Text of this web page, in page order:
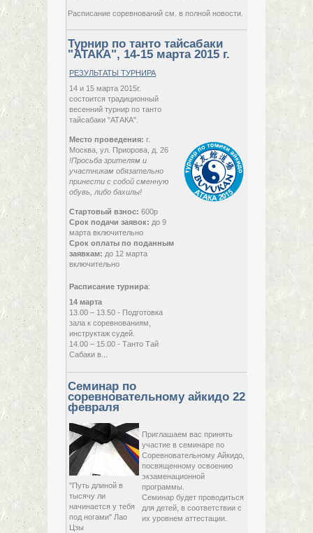
Расписание соревнований см. в полной новости.
Турнир по танто тайсабаки
"АТАКА", 14-15 марта 2015 г.
РЕЗУЛЬТАТЫ ТУРНИРА
14 и 15 марта 2015г.
состоится традиционный
весенний турнир по танто
тайсабаки "АТАКА".
Место проведения: г.
Москва, ул. Приорова, д. 26
!Просьба зрителям и
участникам обязательно
принести с собой сменную
обувь, либо бахилы!
Стартовый взнос: 600р
Срок подачи заявок: до 9
марта включительно
Срок оплаты по поданным
заявкам: до 12 марта
включительно
Расписание турнира:
14 марта
13.00 – 13.50 - Подготовка
зала к соревнованиям,
инструктаж судей.
14.00 – 15.00 - Танто Тай
Сабаки в...
Семинар по
соревновательному айкидо 22
февраля
"Путь длиной в
тысячу ли
начинается у тебя
под ногами" Лао
Цзы
Приглашаем вас принять
участие в семинаре по
Соревновательному Айкидо,
посвященному освоению
экзаменационной
программы.
Семинар будет проводиться
для детей, в соответствии с
их уровнем аттестации.